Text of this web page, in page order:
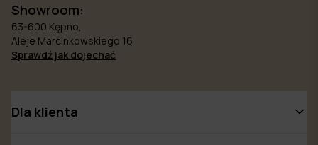
Showroom:
63-600 Kępno,
Aleje Marcinkowskiego 16
Sprawdź jak dojechać
Dla klienta